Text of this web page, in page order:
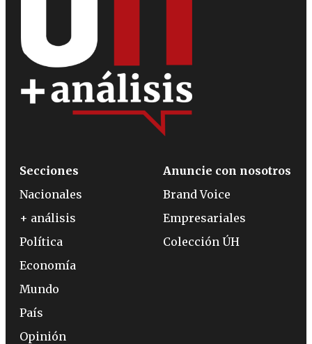
Secciones
Nacionales
+ análisis
Política
Economía
Mundo
País
Opinión
Anuncie con nosotros
Brand Voice
Empresariales
Colección ÚH